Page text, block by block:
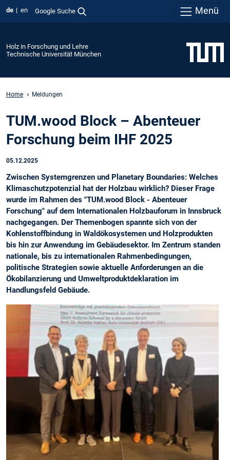
de en Google Suche Menü
Holz in Forschung und Lehre
Technische Universität München
Home Meldungen
TUM.wood Block – Abenteuer
Forschung beim IHF 2025
05.12.2025
Zwischen Systemgrenzen und Planetary Boundaries: Welches
Klimaschutzpotenzial hat der Holzbau wirklich? Dieser Frage
wurde im Rahmen des "TUM.wood Block - Abenteuer
Forschung" auf dem Internationalen Holzbauforum in Innsbruck
nachgegangen. Der Themenbogen spannte sich von der
Kohlenstoffbindung in Waldökosystemen und Holzprodukten
bis hin zur Anwendung im Gebäudesektor. Im Zentrum standen
nationale, bis zu internationalen Rahmenbedingungen,
politische Strategien sowie aktuelle Anforderungen an die
Ökobilanzierung und Umweltproduktdeklaration im
Handlungsfeld Gebäude.